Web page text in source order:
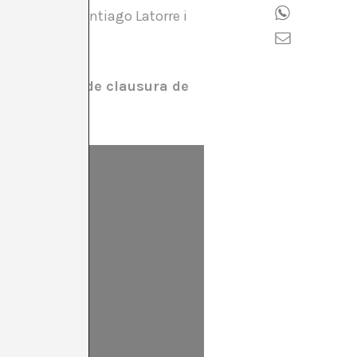
càrrec de Santiago Latorre i
el concert de clausura de